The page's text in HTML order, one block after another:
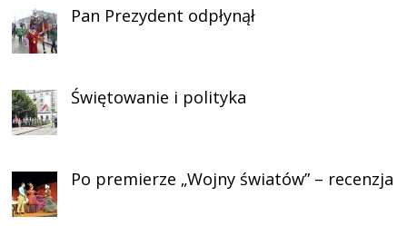
Pan Prezydent odpłynął
Świętowanie i polityka
Po premierze „Wojny światów” – recenzja